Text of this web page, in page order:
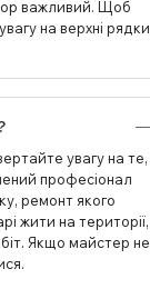
важливий. Щоб
на верхні рядки
увагу на те,
професіонал
ремонт якого
жити на території,
Якщо майстер не